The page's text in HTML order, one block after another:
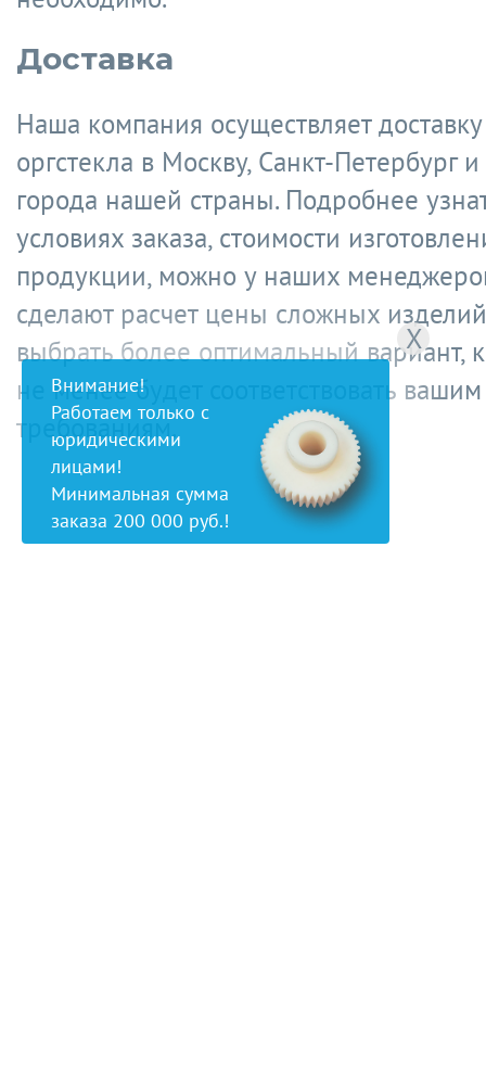
Доставка
Наша компания осуществляет
оргстекла в Москву, Санкт-Петербург
города нашей страны. Подробнее
условиях заказа, стоимости
продукции, можно у наших
сделают расчет цены сложных
выбрать более оптимальный вариант,
не менее будет соответствовать вашим
требованиям.
X
Внимание!
Работаем только с
юридическими
лицами!
Минимальная сумма
заказа 200 000 руб.!